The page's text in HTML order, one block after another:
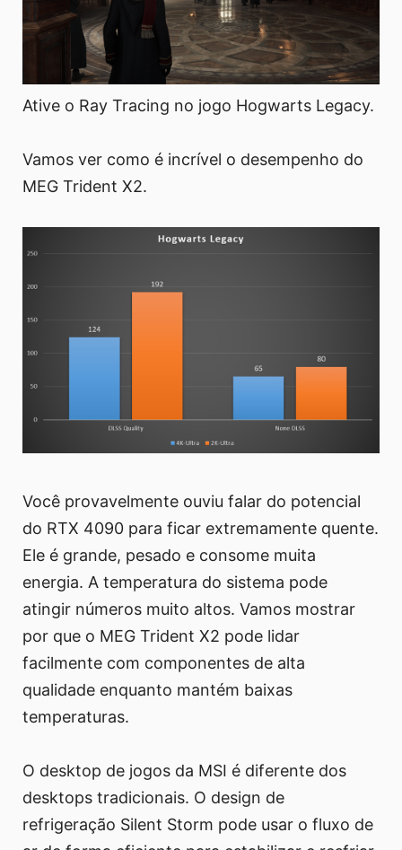
Ative o Ray Tracing no jogo Hogwarts Legacy.
Vamos ver como é incrível o desempenho do
MEG Trident X2.
Você provavelmente ouviu falar do potencial
do RTX 4090 para ficar extremamente quente.
Ele é grande, pesado e consome muita
energia. A temperatura do sistema pode
atingir números muito altos. Vamos mostrar
por que o MEG Trident X2 pode lidar
facilmente com componentes de alta
qualidade enquanto mantém baixas
temperaturas.
O desktop de jogos da MSI é diferente dos
desktops tradicionais. O design de
refrigeração Silent Storm pode usar o fluxo de